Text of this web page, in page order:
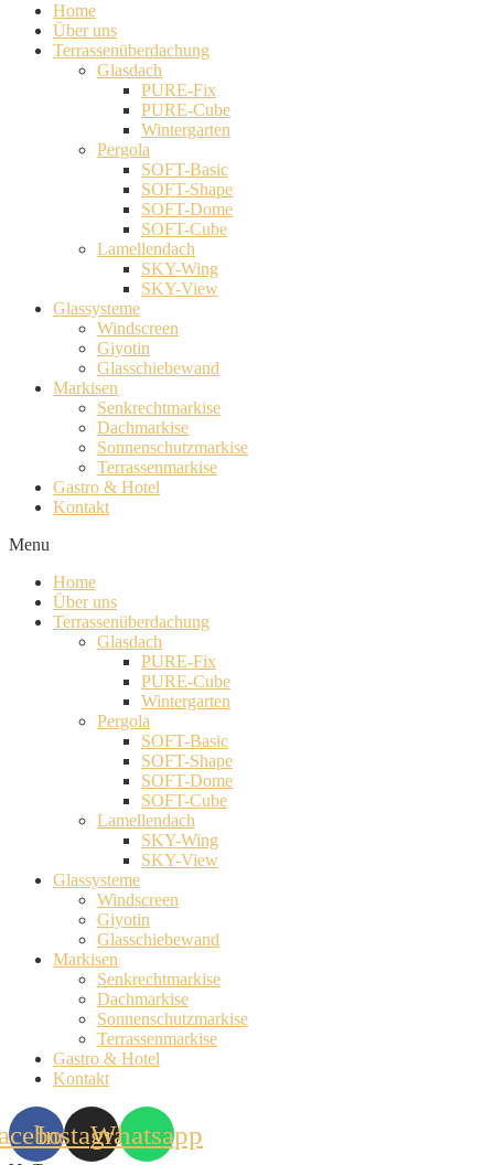
Home
Über uns
Terrassenüberdachung
Glasdach
PURE-Fix
PURE-Cube
Wintergarten
Pergola
SOFT-Basic
SOFT-Shape
SOFT-Dome
SOFT-Cube
Lamellendach
SKY-Wing
SKY-View
Glassysteme
Windscreen
Giyotin
Glasschiebewand
Markisen
Senkrechtmarkise
Dachmarkise
Sonnenschutzmarkise
Terrassenmarkise
Gastro & Hotel
Kontakt
Menu
Home
Über uns
Terrassenüberdachung
Glasdach
PURE-Fix
PURE-Cube
Wintergarten
Pergola
SOFT-Basic
SOFT-Shape
SOFT-Dome
SOFT-Cube
Lamellendach
SKY-Wing
SKY-View
Glassysteme
Windscreen
Giyotin
Glasschiebewand
Markisen
Senkrechtmarkise
Dachmarkise
Sonnenschutzmarkise
Terrassenmarkise
Gastro & Hotel
Kontakt
InstagramWhatsapp